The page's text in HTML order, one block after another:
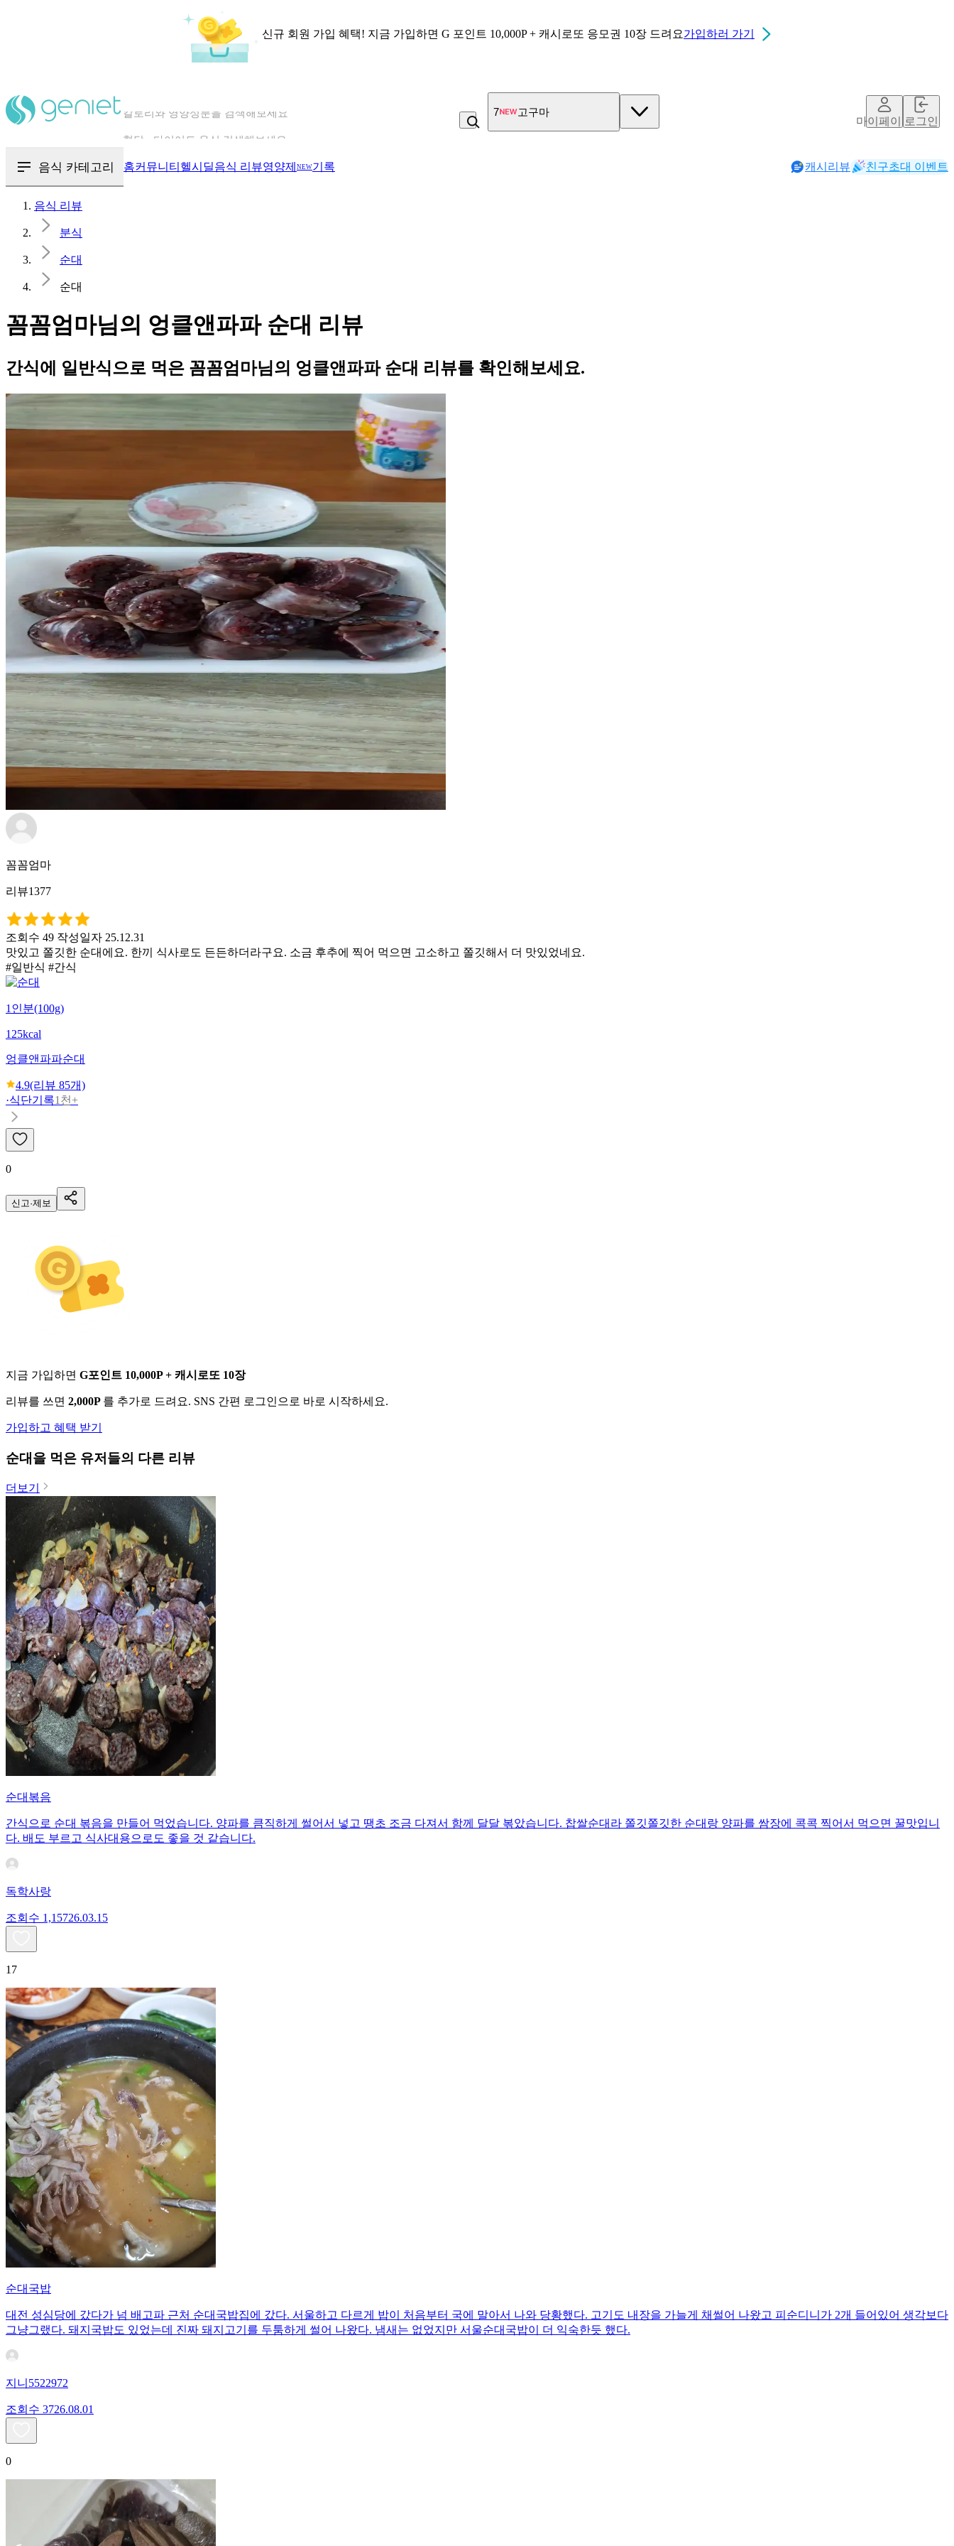
신규 회원 가입 혜택! 지금 가입하면 G 포인트 10,000P + 캐시로또 응모권 10장 드려요가입하러 가기
8 김치
마이페이지로그인
음식 카테고리 홈커뮤니티 헬시딜음식 리뷰영양제 NEW기록 캐시리뷰 친구초대 이벤트
음식 리뷰
분식
순대
순대
꼼꼼엄마님의 엉클앤파파 순대 리뷰
간식에 일반식으로 먹은 꼼꼼엄마님의 엉클앤파파 순대 리뷰를 확인해보세요.
꼼꼼엄마
리뷰1377
조회수 49 작성일자 25.12.31
맛있고 쫄깃한 순대에요. 한끼 식사로도 든든하더라구요. 소금 후추에 찍어 먹으면 고소하고 쫄깃해서 더 맛있었네요.
#일반식 #간식
1인분(100g)
125kcal
엉클앤파파순대
4.9(리뷰 85개)
·식단기록1천+
0
신고·제보
지금 가입하면 G포인트 10,000P + 캐시로또 10장
리뷰를 쓰면 2,000P 를 추가로 드려요. SNS 간편 로그인으로 바로 시작하세요.
가입하고 혜택 받기
순대 을 먹은 유저들의 다른 리뷰
더보기
순대볶음
간식으로 순대 볶음을 만들어 먹었습니다. 양파를 큼직하게 썰어서 넣고 땡초 조금 다져서 함께 달달 볶았습니다. 찹쌀순대라 쫄깃쫄깃한 순대랑 양파를 쌈장에 콕콕 찍어서 먹으면 꿀맛입니
다. 배도 부르고 식사대용으로도 좋을 것 같습니다.
독학사랑
조회수 1,15726.03.15
17
순대국밥
대전 성심당에 갔다가 넘 배고파 근처 순대국밥집에 갔다. 서울하고 다르게 밥이 처음부터 국에 말아서 나와 당황했다. 고기도 내장을 가늘게 채썰어 나왔고 피순디니가 2개 들어있어 생각보다
그냥그랬다. 돼지국밥도 있었는데 진짜 돼지고기를 두툼하게 썰어 나왔다. 냄새는 없었지만 서울순대국밥이 더 익숙한듯 했다.
지니5522972
조회수 3726.08.01
0